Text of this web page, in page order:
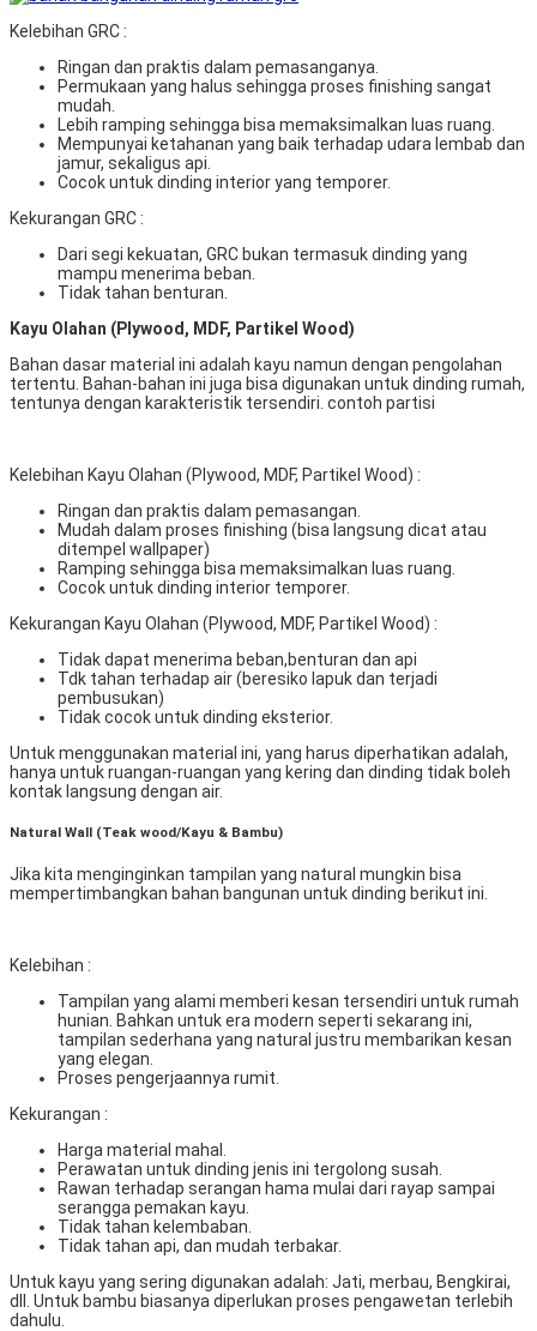
Kelebihan GRC :
Ringan dan praktis dalam pemasanganya.
Permukaan yang halus sehingga proses finishing sangat
mudah.
Lebih ramping sehingga bisa memaksimalkan luas ruang.
Mempunyai ketahanan yang baik terhadap udara lembab dan
jamur, sekaligus api.
Cocok untuk dinding interior yang temporer.
Kekurangan GRC :
Dari segi kekuatan, GRC bukan termasuk dinding yang
mampu menerima beban.
Tidak tahan benturan.
Kayu Olahan (Plywood, MDF, Partikel Wood)
Bahan dasar material ini adalah kayu namun dengan pengolahan
tertentu. Bahan-bahan ini juga bisa digunakan untuk dinding rumah,
tentunya dengan karakteristik tersendiri. contoh partisi
Kelebihan Kayu Olahan (Plywood, MDF, Partikel Wood) :
Ringan dan praktis dalam pemasangan.
Mudah dalam proses finishing (bisa langsung dicat atau
ditempel wallpaper)
Ramping sehingga bisa memaksimalkan luas ruang.
Cocok untuk dinding interior temporer.
Kekurangan Kayu Olahan (Plywood, MDF, Partikel Wood) :
Tidak dapat menerima beban,benturan dan api
Tdk tahan terhadap air (beresiko lapuk dan terjadi
pembusukan)
Tidak cocok untuk dinding eksterior.
Untuk menggunakan material ini, yang harus diperhatikan adalah,
hanya untuk ruangan-ruangan yang kering dan dinding tidak boleh
kontak langsung dengan air.
Natural Wall (Teak wood/Kayu & Bambu)
Jika kita menginginkan tampilan yang natural mungkin bisa
mempertimbangkan bahan bangunan untuk dinding berikut ini.
Kelebihan :
Tampilan yang alami memberi kesan tersendiri untuk rumah
hunian. Bahkan untuk era modern seperti sekarang ini,
tampilan sederhana yang natural justru membarikan kesan
yang elegan.
Proses pengerjaannya rumit.
Kekurangan :
Harga material mahal.
Perawatan untuk dinding jenis ini tergolong susah.
Rawan terhadap serangan hama mulai dari rayap sampai
serangga pemakan kayu.
Tidak tahan kelembaban.
Tidak tahan api, dan mudah terbakar.
Untuk kayu yang sering digunakan adalah: Jati, merbau, Bengkirai,
dll. Untuk bambu biasanya diperlukan proses pengawetan terlebih
dahulu.